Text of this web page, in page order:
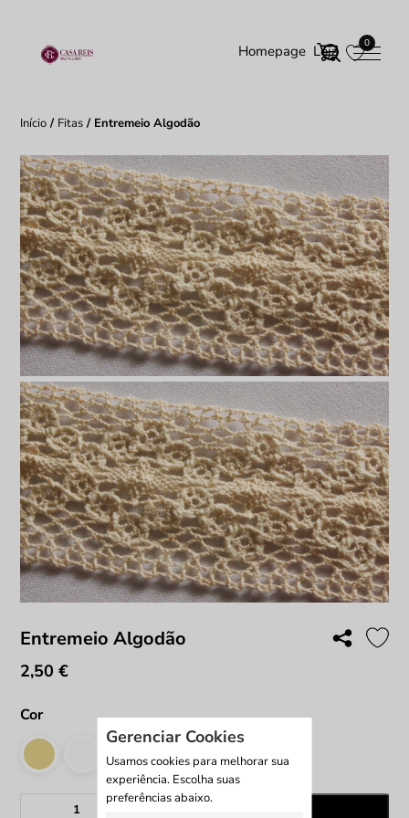
Homepage Loja 0
Início / Fitas / Entremeio Algodão
Entremeio Algodão
2,50€
Cor
Quantidade
Gerenciar Cookies
Usamos cookies para melhorar sua
experiência. Escolha suas
preferências abaixo.